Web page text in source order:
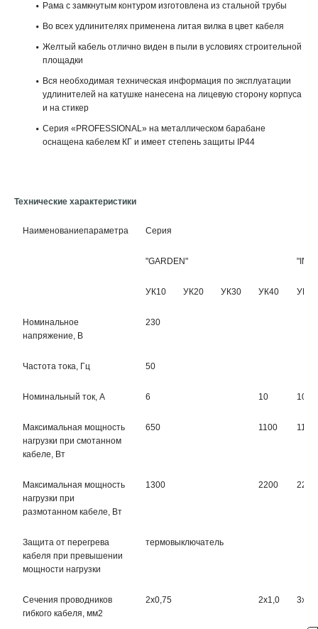
Рама с замкнутым контуром изготовлена из стальной трубы
Во всех удлинителях применена литая вилка в цвет кабеля
Желтый кабель отлично виден в пыли в условиях строительной
площадки
Вся необходимая техническая информация по эксплуатации
удлинителей на катушке нанесена на лицевую сторону корпуса
и на стикер
Серия «PROFESSIONAL» на металлическом барабане
оснащена кабелем КГ и имеет степень защиты IP44
Технические характеристики
Наименованиепараметра Серия
"GARDEN"
УК10 УК20 УК30 УК40 УК10
Номинальное
напряжение, В
230
Частота тока, Гц 50
Номинальный ток, А 6 10 10
Максимальная мощность
нагрузки при смотанном
кабеле, Вт
650 1100 1100
Максимальная мощность
нагрузки при
размотанном кабеле, Вт
1300 2200 2200
Защита от перегрева
кабеля при превышении
мощности нагрузки
термовыключатель
Сечения проводников
гибкого кабеля, мм2
2х0,75 2х1,0 3х1,0